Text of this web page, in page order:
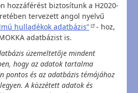
hozzáférést biztosítunk a H2020-
tervezett angol nyelvű
hulladékok adatbázis”
- hoz,
adatbázist is.
üzemeltetője mindent
hogy az adatok tartalma
pontos és az adatbázis témájához
A közzétett adatok és